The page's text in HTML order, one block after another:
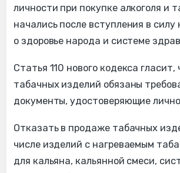
личности при покупке алкоголя и
начались после вступления в силу
о здоровье народа и системе
Статья 110 нового кодекса
табачных изделий обязаны
документы, удостоверяющие
Отказать в продаже табачных
числе изделий с нагреваемым
для кальяна, кальянной смеси,